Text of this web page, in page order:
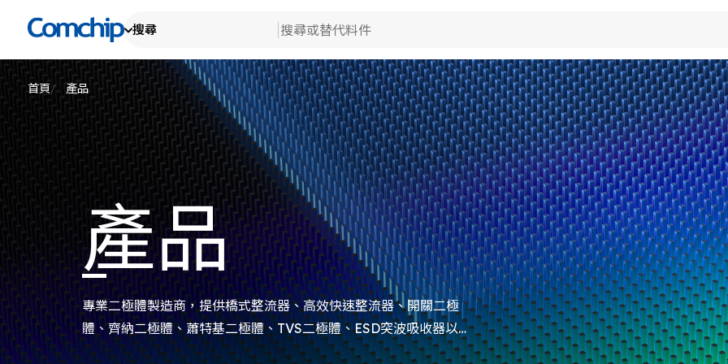
搜尋
搜尋
替代料件
產品 查看全部
產品應用
檢視
消費電子
車用電子
Other
技術能力
檢視
研究與開發
生產製造
測試技術
EHS政策
品質與認證
關於典琦
檢視
關於典琦
典琦大事紀
代理商
新聞
檢視
公司新聞
產品新聞
公司活動
首頁 產品
產品
專業二極體製造商，提供橋式整流器、高效快速整流器、開關二極
體、齊納二極體、蕭特基二極體、TVS二極體、ESD突波吸收器以及
電晶體MOSFET系列產品。